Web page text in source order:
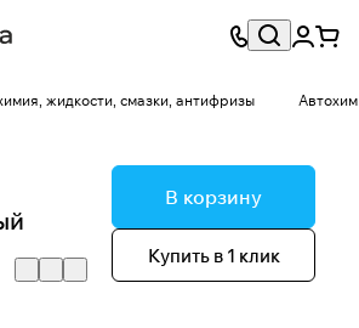
жидкости, смазки, антифризы
В корзину
Купить в 1 клик